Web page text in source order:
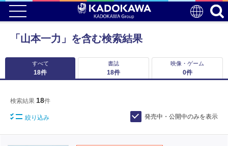
「山本一力」を含む検索結果
すべて
18件
書誌
18件
映像・ゲーム
0件
検索結果 18件
絞り込み 発売中・公開中のみを表示